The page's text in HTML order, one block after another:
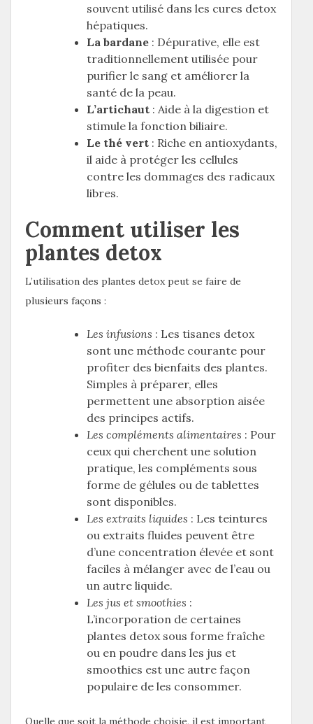
souvent utilisé dans les cures detox
hépatiques.
La bardane : Dépurative, elle est
traditionnellement utilisée pour
purifier le sang et améliorer la
santé de la peau.
L’artichaut : Aide à la digestion et
stimule la fonction biliaire.
Le thé vert : Riche en antioxydants,
il aide à protéger les cellules
contre les dommages des radicaux
libres.
Comment utiliser les
plantes detox
L’utilisation des plantes detox peut se faire de
plusieurs façons :
Les infusions : Les tisanes detox
sont une méthode courante pour
profiter des bienfaits des plantes.
Simples à préparer, elles
permettent une absorption aisée
des principes actifs.
Les compléments alimentaires : Pour
ceux qui cherchent une solution
pratique, les compléments sous
forme de gélules ou de tablettes
sont disponibles.
Les extraits liquides : Les teintures
ou extraits fluides peuvent être
d’une concentration élevée et sont
faciles à mélanger avec de l’eau ou
un autre liquide.
Les jus et smoothies :
L’incorporation de certaines
plantes detox sous forme fraîche
ou en poudre dans les jus et
smoothies est une autre façon
populaire de les consommer.
Quelle que soit la méthode choisie, il est important